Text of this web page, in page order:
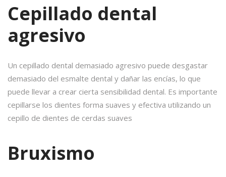
Cepillado dental
agresivo
Un cepillado dental demasiado agresivo puede desgastar
demasiado del esmalte dental y dañar las encías, lo que
puede llevar a crear cierta sensibilidad dental. Es importante
cepillarse los dientes forma suaves y efectiva utilizando un
cepillo de dientes de cerdas suaves
Bruxismo